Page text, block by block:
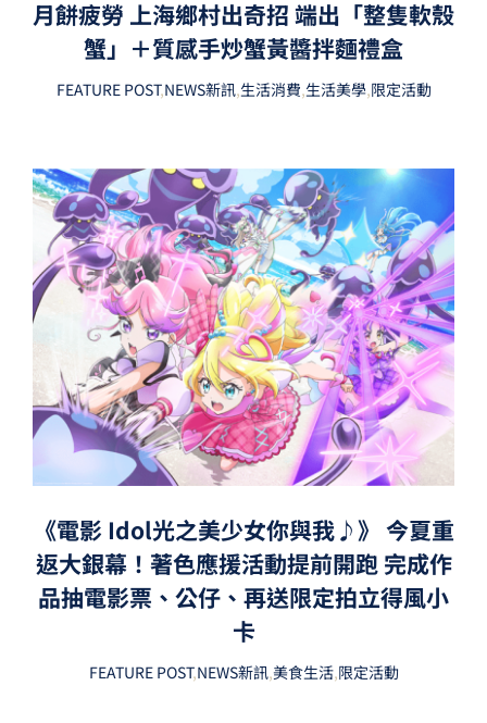
月餅疲勞 上海鄉村出奇招 端出「整隻軟殼
蟹」＋質感手炒蟹黃醬拌麵禮盒
FEATURE POST,NEWS新訊,生活消費,生活美學,限定活動
《電影 Idol光之美少女你與我♪》 今夏重
返大銀幕！著色應援活動提前開跑 完成作
品抽電影票、公仔、再送限定拍立得風小
卡
FEATURE POST,NEWS新訊,美食生活,限定活動